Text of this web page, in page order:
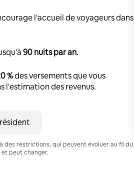
l'accueil de voyageurs dans
90 nuits par an.
%des versements que vous
l'estimation des revenus.
des restrictions, qui peuvent évoluer au fil du
peut changer.